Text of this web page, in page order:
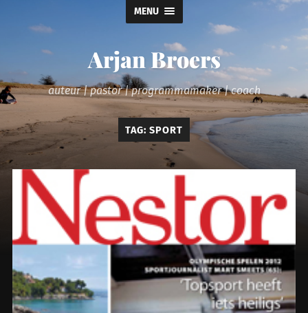
MENU
Arjan Broers
auteur | pastor | programmamaker | coach
TAG: SPORT